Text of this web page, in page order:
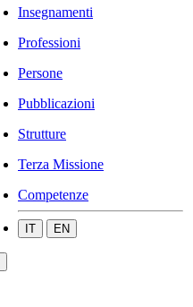
Insegnamenti
Professioni
Persone
Pubblicazioni
Strutture
Terza Missione
Competenze
IT EN